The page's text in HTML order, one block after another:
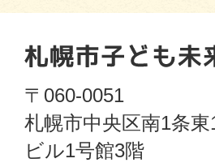
〒060-0051
札幌市中央区南1条
ビル1号館3階